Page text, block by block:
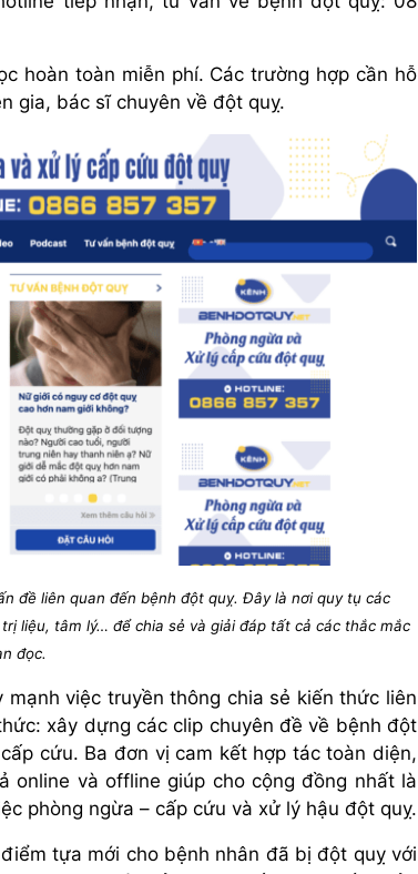
hoàn toàn miễn phí. Các trường hợp cần hỗ
gia, bác sĩ chuyên về đột quỵ.
đề liên quan đến bệnh đột quỵ. Đây là nơi quy tụ các
liệu, tâm lý… để chia sẻ và giải đáp tất cả các thắc mắc
đọc.
việc truyền thông chia sẻ kiến thức liên
xây dựng các clip chuyên đề về bệnh đột
cứu. Ba đơn vị cam kết hợp tác toàn diện,
online và offline giúp cho cộng đồng nhất là
phòng ngừa – cấp cứu và xử lý hậu đột quỵ.
tựa mới cho bệnh nhân đã bị đột quỵ với